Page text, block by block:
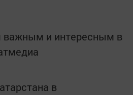
и интересным в
в